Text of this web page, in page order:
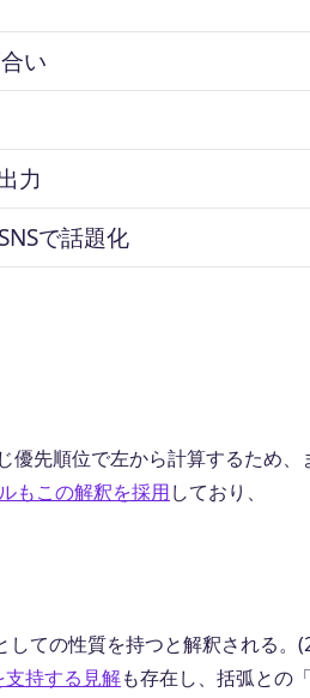
い
力
で話題化
先順位で左から計算するため、
もこの解釈を採用しており、
ての性質を持つと解釈される。
持する見解も存在し、括弧との